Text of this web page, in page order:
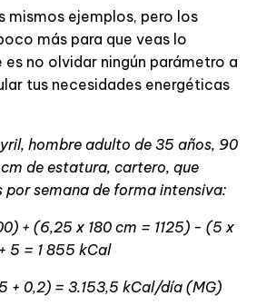
mismos ejemplos, pero los
más para que veas lo
no olvidar ningún parámetro a
tus necesidades energéticas
hombre adulto de 35 años, 90
cm de estatura, cartero, que
por semana de forma intensiva:
+ (6,25 x 180 cm = 1125) - (5 x
5 = 1 855 kCal
+ 0,2) = 3.153,5 kCal/día (MG)